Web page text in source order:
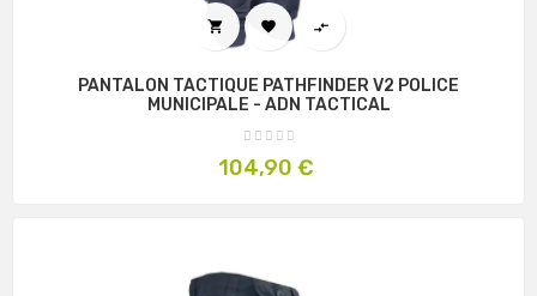
  
PANTALON TACTIQUE PATHFINDER V2 POLICE
MUNICIPALE - ADN TACTICAL
Prix
104,90 €